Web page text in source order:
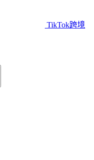
TikTok跨境